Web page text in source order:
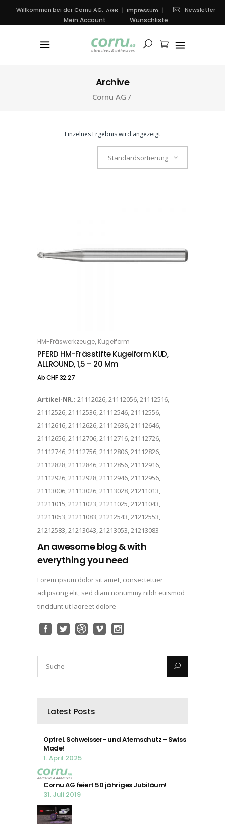
Willkommen bei der Cornu AG. AGB Impressum Newsletter
Mein Account Wunschliste
Archive
Cornu AG /
Einzelnes Ergebnis wird angezeigt
Standardsortierung
OPTIONS
HM-Fräswerkzeuge, Kugelform
PFERD HM-Frässtifte Kugelform KUD,
ALLROUND, 1,5 – 20 Mm
AbCHF32.27
Artikel-NR.: 21112026, 21112056, 21112516,
21112526, 21112536, 21112546, 21112556,
21112616, 21112626, 21112636, 21112646,
21112656, 21112706, 21112716, 21112726,
21112746, 21112756, 21112806, 21112826,
21112828, 21112846, 21112856, 21112916,
21112926, 21112928, 21112946, 21112956,
21113006, 21113026, 21113028, 21211013,
21211015, 21211023, 21211025, 21211043,
21211053, 21211083, 21212543, 21212553,
21212583, 21213043, 21213053, 21213083
An awesome blog & with
everything you need
Lorem ipsum dolor sit amet, consectetuer
adipiscing elit, sed diam nonummy nibh euismod
tincidunt ut laoreet dolore
Latest Posts
Optrel. Schweisser- und Atemschutz – Swiss
Made!
1. April 2025
Cornu AG feiert 50 jähriges Jubiläum!
31. Juli 2019